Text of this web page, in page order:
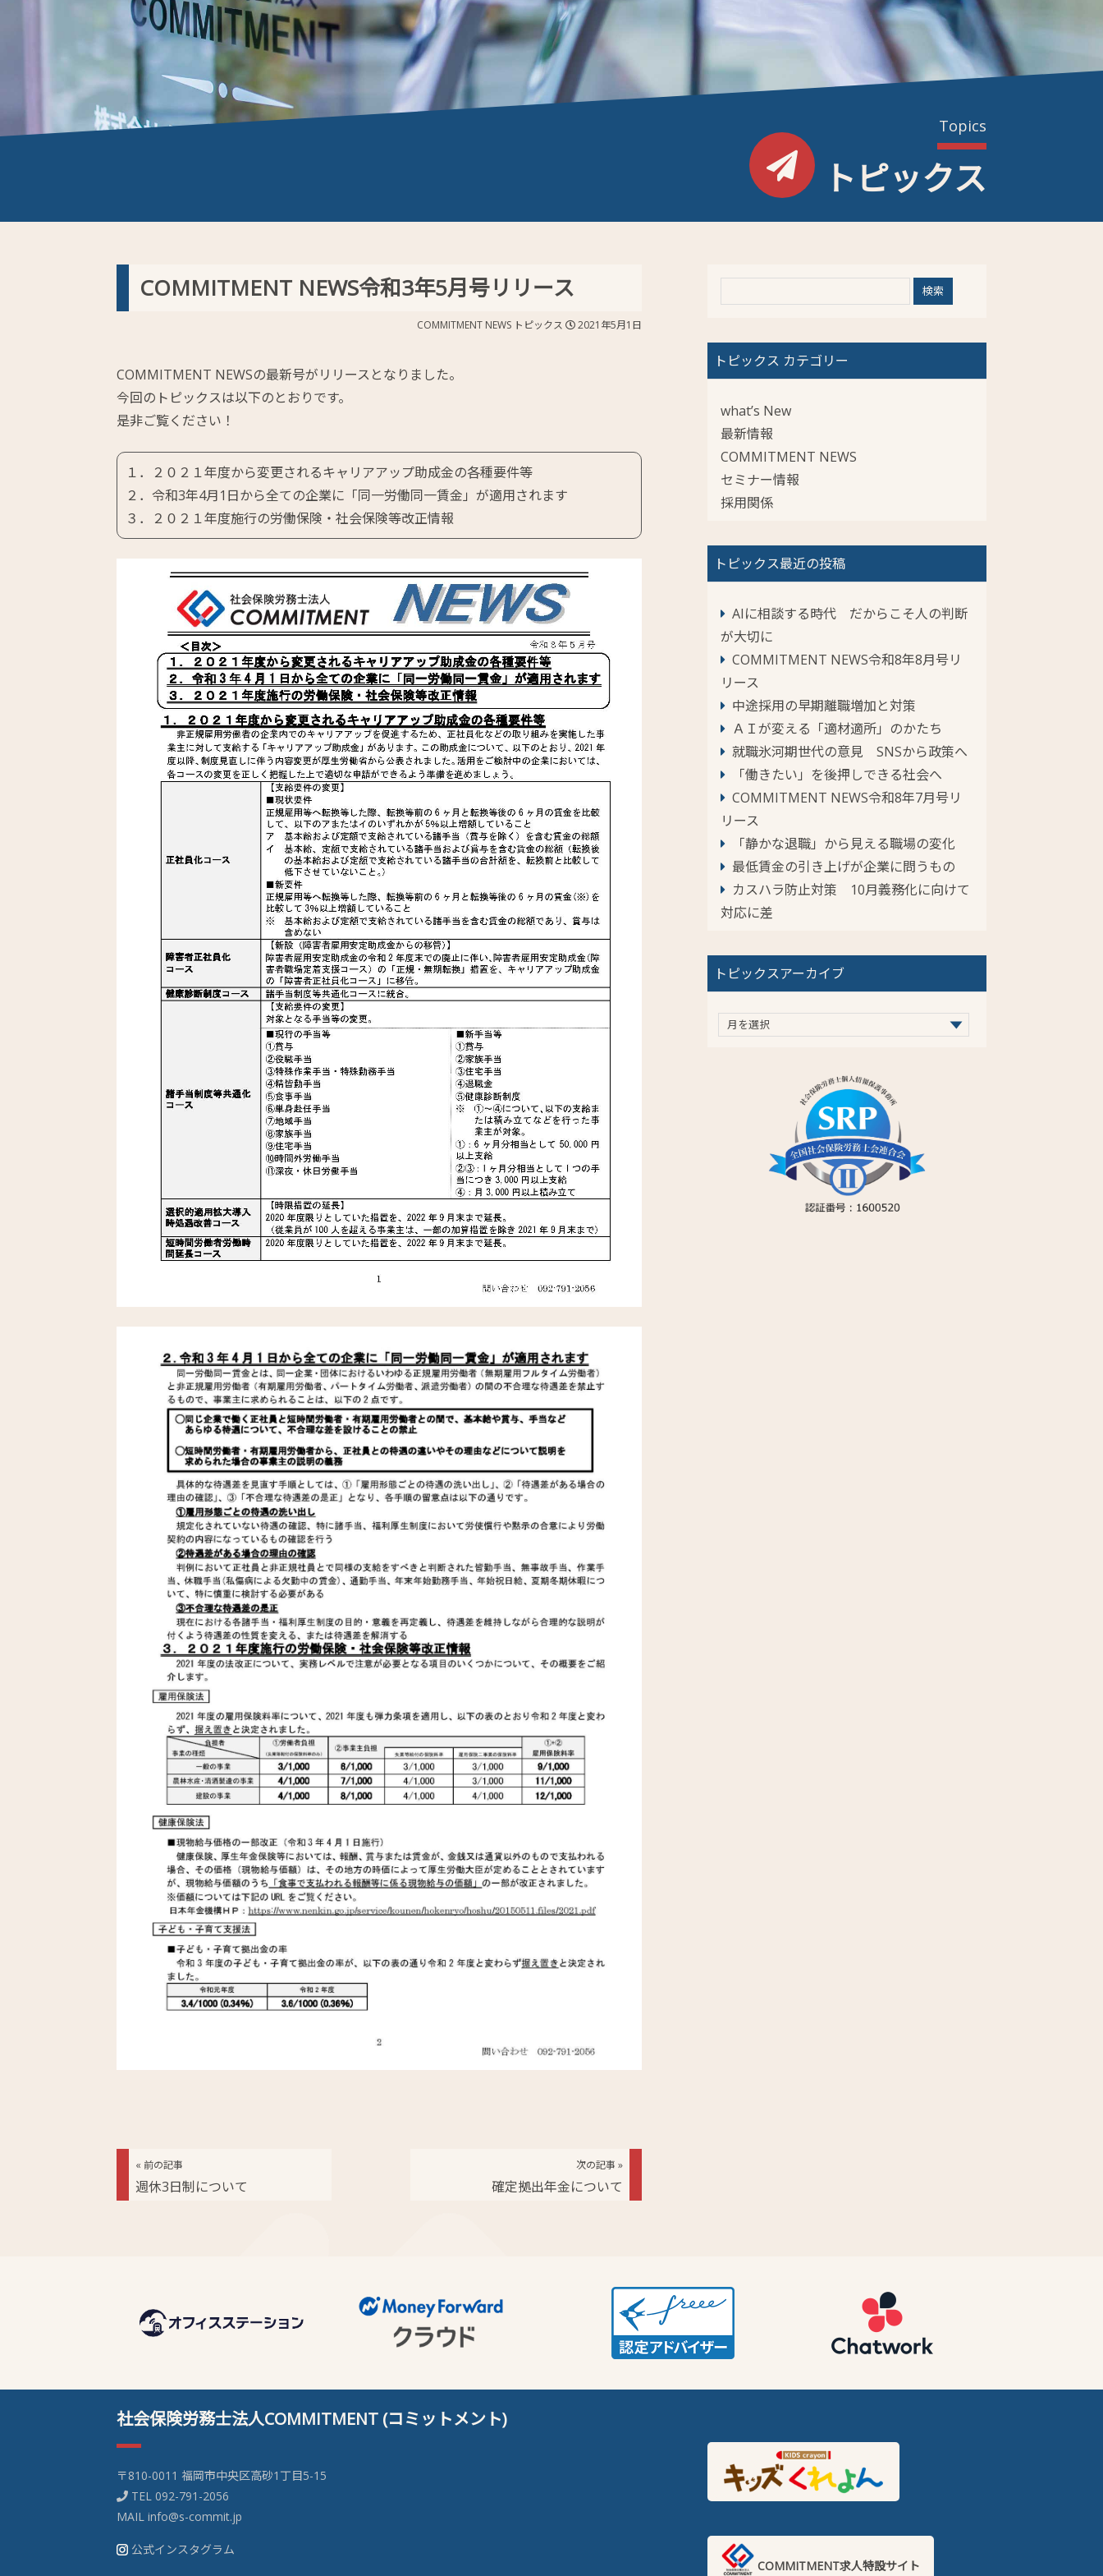
Topics
トピックス
COMMITMENT NEWS令和3年5月号リリース
COMMITMENT NEWS トピックス 2021年5月1日
COMMITMENT NEWSの最新号がリリースとなりました。
今回のトピックスは以下のとおりです。
是非ご覧ください！
１．２０２１年度から変更されるキャリアアップ助成金の各種要件等
２．令和3年4月1日から全ての企業に「同一労働同一賃金」が適用されます
３．２０２１年度施行の労働保険・社会保険等改正情報
« 前の記事
週休3日制について
次の記事 »
確定拠出年金について
トピックス カテゴリー
what’s New
最新情報
COMMITMENT NEWS
セミナー情報
採用関係
トピックス最近の投稿
AIに相談する時代 だからこそ人の判断
が大切に
COMMITMENT NEWS令和8年8月号リ
リース
中途採用の早期離職増加と対策
ＡＩが変える「適材適所」のかたち
就職氷河期世代の意見 SNSから政策へ
「働きたい」を後押しできる社会へ
COMMITMENT NEWS令和8年7月号リ
リース
「静かな退職」から見える職場の変化
最低賃金の引き上げが企業に問うもの
カスハラ防止対策 10月義務化に向けて
対応に差
トピックスアーカイブ
社会保険労務士法人COMMITMENT (コミットメント)
〒810-0011 福岡市中央区高砂1丁目5-15
TEL 092-791-2056
MAIL info@s-commit.jp
公式インスタグラム
COMMITMENT求人特設サイト